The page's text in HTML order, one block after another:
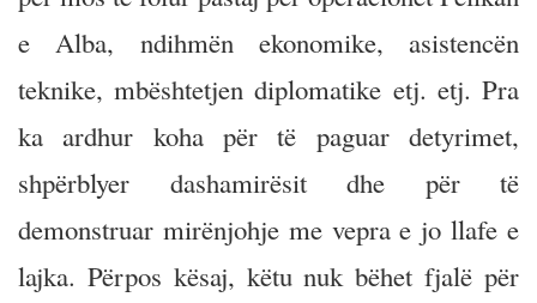
e Alba, ndihmën ekonomike, asistencën
teknike, mbështetjen diplomatike etj. etj. Pra
ka ardhur koha për të paguar detyrimet,
shpërblyer dashamirësit dhe për të
demonstruar mirënjohje me vepra e jo llafe e
lajka. Përpos kësaj, këtu nuk bëhet fjalë për